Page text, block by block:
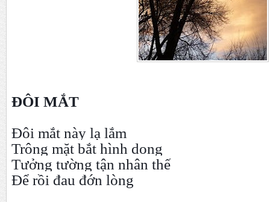
ĐÔI MẮT
Đôi mắt này lạ lắm
Trông mặt bắt hình dong
Tưởng tường tận nhân thế
Để rồi đau đớn lòng